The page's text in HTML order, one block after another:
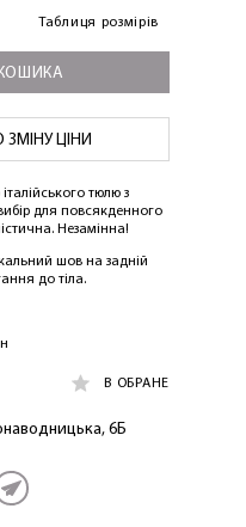
Таблиця розмірів
ЦІНИ
тюлю з
для повсякденного
Незамінна!
шов на задній
до тіла.
В ОБРАНЕ
6Б
- ЗНИЖКУ НА